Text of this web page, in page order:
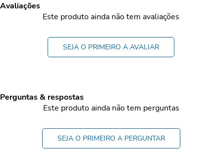
Avaliações
Este produto ainda não tem avaliações
SEJA O PRIMEIRO A AVALIAR
Perguntas & respostas
Este produto ainda não tem perguntas
SEJA O PRIMEIRO A PERGUNTAR